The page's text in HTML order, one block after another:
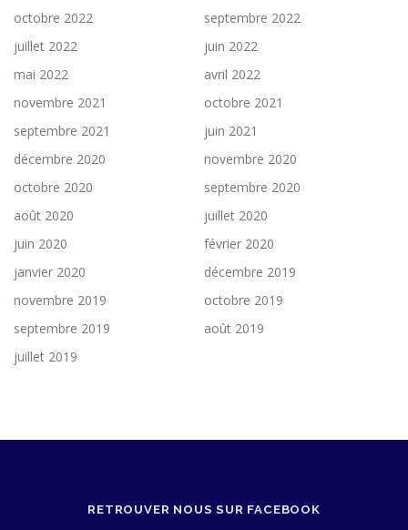
octobre 2022
septembre 2022
juillet 2022
juin 2022
mai 2022
avril 2022
novembre 2021
octobre 2021
septembre 2021
juin 2021
décembre 2020
novembre 2020
octobre 2020
septembre 2020
août 2020
juillet 2020
juin 2020
février 2020
janvier 2020
décembre 2019
novembre 2019
octobre 2019
septembre 2019
août 2019
juillet 2019
RETROUVER NOUS SUR FACEBOOK